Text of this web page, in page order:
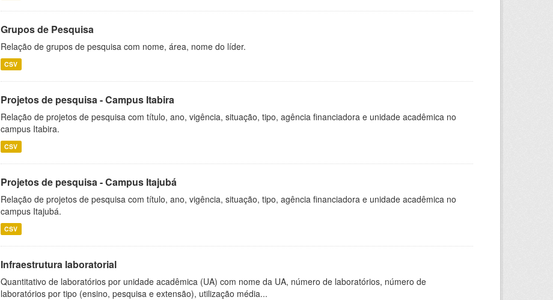
Grupos de Pesquisa
Relação de grupos de pesquisa com nome, área, nome do líder.
CSV
Projetos de pesquisa - Campus Itabira
Relação de projetos de pesquisa com título, ano, vigência, situação, tipo, agência financiadora e unidade acadêmica no
campus Itabira.
CSV
Projetos de pesquisa - Campus Itajubá
Relação de projetos de pesquisa com título, ano, vigência, situação, tipo, agência financiadora e unidade acadêmica no
campus Itajubá.
CSV
Infraestrutura laboratorial
Quantitativo de laboratórios por unidade acadêmica (UA) com nome da UA, número de laboratórios, número de
laboratórios por tipo (ensino, pesquisa e extensão), utilização média...